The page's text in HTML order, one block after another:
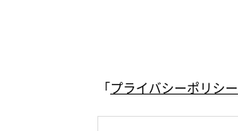
「プライバシーポリシー